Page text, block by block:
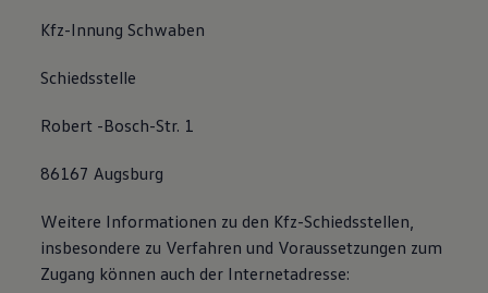
Bulli Magazin
Fahrzeugabholung ab Werk
Kfz-Innung Schwaben
Schiedsstelle
Robert -Bosch-Str. 1
86167 Augsburg
Weitere Informationen zu den Kfz-Schiedsstellen,
insbesondere zu Verfahren und Voraussetzungen zum
Zugang können auch der Internetadresse: